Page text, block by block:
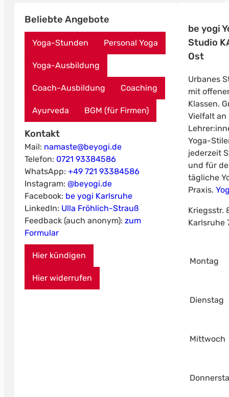
Beliebte Angebote
Yoga-Stunden Personal Yoga
Yoga-Ausbildung
Coach-Ausbildung Coaching
Ayurveda BGM (für Firmen)
Kontakt
Mail: namaste@beyogi.de
Telefon: 0721 93384586
WhatsApp: +49 721 93384586
Instagram: @beyogi.de
Facebook: be yogi Karlsruhe
LinkedIn: Ulla Fröhlich-Strauß
Feedback (auch anonym): zum
Formular
Hier kündigen
Hier widerrufen
be yogi
Studio
Ost
Urbanes
mit
Klassen.
Vielfalt an
Yoga-
jederzeit
und für
tägliche
Praxis.
Kriegsstr.
Karlsruhe
Montag
Dienstag
Mittwoch